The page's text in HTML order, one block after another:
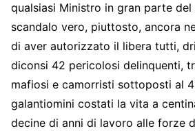
qualsiasi Ministro in gran parte
scandalo vero, piuttosto, ancora
di aver autorizzato il libera tutti,
diconsi 42 pericolosi delinquenti,
mafiosi e camorristi sottoposti al
galantiomini costati la vita a
decine di anni di lavoro alle forze